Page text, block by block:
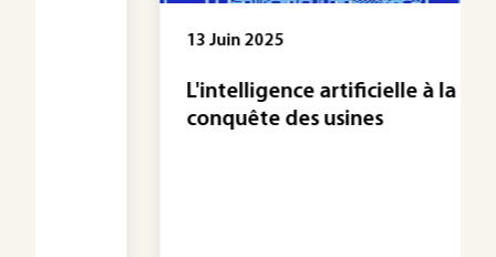
L'intelligence artificielle à la
conquête des usines